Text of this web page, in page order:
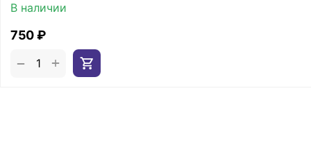
В наличии
‍750‍₽
+
−